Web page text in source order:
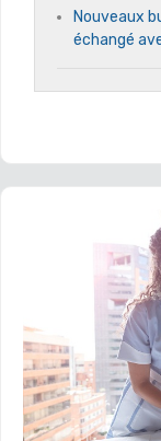
Nouveaux
échangé